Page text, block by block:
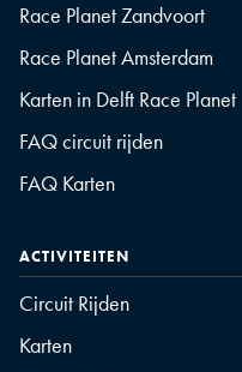
Race Planet Zandvoort
Race Planet Amsterdam
Karten in Delft Race Planet
FAQ circuit rijden
FAQ Karten
ACTIVITEITEN
Circuit Rijden
Karten